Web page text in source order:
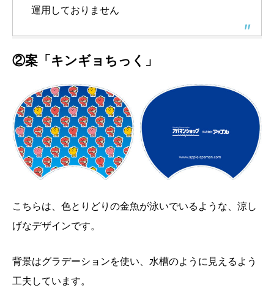
運用しておりません
②案「キンギョちっく」
こちらは、色とりどりの金魚が泳いでいるような、涼し
げなデザインです。
背景はグラデーションを使い、水槽のように見えるよう
工夫しています。